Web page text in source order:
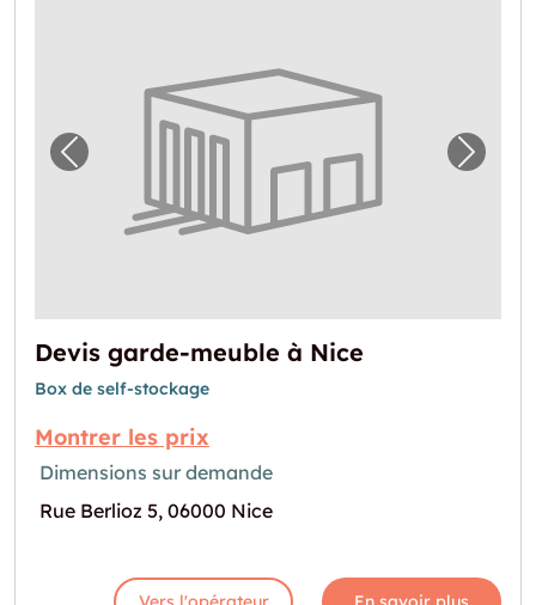
Image précédente pour "Devis garde-
Devis garde-meuble à Nice
Box de self-stockage
Montrer les prix
Dimensions sur demande
Rue Berlioz 5, 06000 Nice